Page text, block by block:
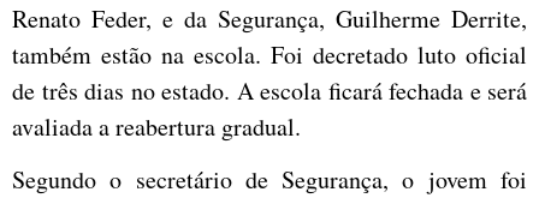
Renato Feder, e da Segurança, Guilherme Derrite,
também estão na escola. Foi decretado luto oficial
de três dias no estado. A escola ficará fechada e será
avaliada a reabertura gradual.
Segundo o secretário de Segurança, o jovem foi